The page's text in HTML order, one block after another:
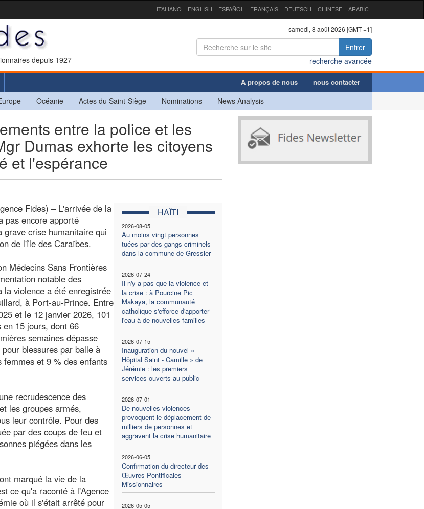
ITALIANO ENGLISH ESPAÑOL FRANÇAIS DEUTSCH CHINESE ARABIC
depuis 1927
samedi, 8 août 2026 [GMT +1]
Entrer
recherche avancée
A propos de nous nous contacter
Océanie Actes du Saint-Siège Nominations News Analysis
entre la police et les
Dumas exhorte les citoyens
et l'espérance
HAÏTI
2026-08-05
Au moins vingt personnes
tuées par des gangs criminels
dans la commune de Gressier
2026-07-24
Il n'y a pas que la violence et
la crise : à Pourcine Pic
Makaya, la communauté
catholique s'efforce d'apporter
l'eau à de nouvelles familles
2026-07-15
Inauguration du nouvel «
Hôpital Saint - Camille » de
Jérémie : les premiers
services ouverts au public
2026-07-01
De nouvelles violences
provoquent le déplacement de
milliers de personnes et
aggravent la crise humanitaire
2026-06-05
Confirmation du directeur des
Œuvres Pontificales
Missionnaires
2026-05-05
Fides) – L'arrivée de la
pas encore apporté
grave crise humanitaire qui
de l'île des Caraïbes.
Médecins Sans Frontières
notable des
la violence a été enregistrée
à Port-au-Prince. Entre
et le 12 janvier 2026, 101
en 15 jours, dont 66
semaines dépasse
blessures par balle à
et 9 % des enfants
recrudescence des
les groupes armés,
leur contrôle. Pour des
par des coups de feu et
piégées dans les
marqué la vie de la
ce qu'a raconté à l'Agence
où il s'était arrêté pour